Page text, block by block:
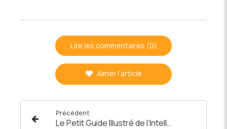
Lire les commentaires (0)
Aimer l'article
Précédent
Le Petit Guide Illustré de l’Intelligence Émotionnelle – Un outil simple et puissant pour transformer votre quotidien